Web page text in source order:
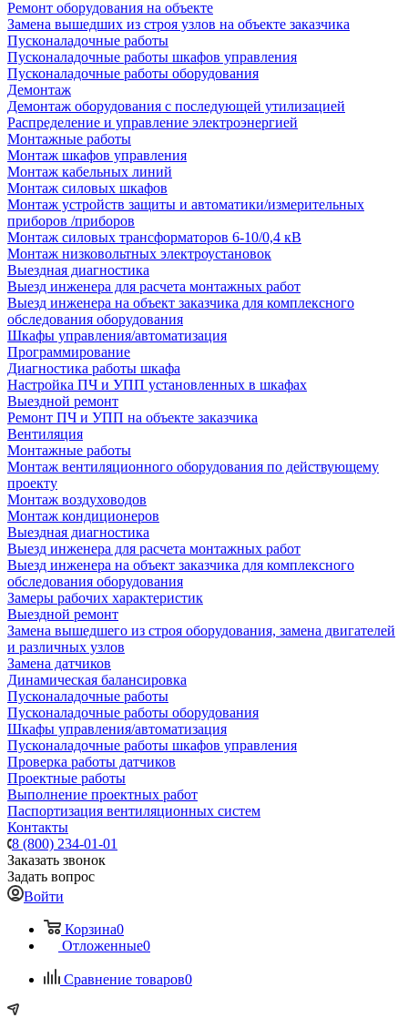
Ремонт оборудования на объекте
Замена вышедших из строя узлов на объекте заказчика
Пусконаладочные работы
Пусконаладочные работы шкафов управления
Пусконаладочные работы оборудования
Демонтаж
Демонтаж оборудования с последующей утилизацией
Распределение и управление электроэнергией
Монтажные работы
Монтаж шкафов управления
Монтаж кабельных линий
Монтаж силовых шкафов
Монтаж устройств защиты и автоматики/измерительных
приборов /приборов
Монтаж силовых трансформаторов 6-10/0,4 кВ
Монтаж низковольтных электроустановок
Выездная диагностика
Выезд инженера для расчета монтажных работ
Выезд инженера на объект заказчика для комплексного
обследования оборудования
Шкафы управления/автоматизация
Программирование
Диагностика работы шкафа
Настройка ПЧ и УПП установленных в шкафах
Выездной ремонт
Ремонт ПЧ и УПП на объекте заказчика
Вентиляция
Монтажные работы
Монтаж вентиляционного оборудования по действующему
проекту
Монтаж воздуховодов
Монтаж кондиционеров
Выездная диагностика
Выезд инженера для расчета монтажных работ
Выезд инженера на объект заказчика для комплексного
обследования оборудования
Замеры рабочих характеристик
Выездной ремонт
Замена вышедшего из строя оборудования, замена двигателей
и различных узлов
Замена датчиков
Динамическая балансировка
Пусконаладочные работы
Пусконаладочные работы оборудования
Шкафы управления/автоматизация
Пусконаладочные работы шкафов управления
Проверка работы датчиков
Проектные работы
Выполнение проектных работ
Паспортизация вентиляционных систем
Контакты
8 (800) 234-01-01
Заказать звонок
Задать вопрос
Войти
Корзина0
Отложенные0
Сравнение товаров0